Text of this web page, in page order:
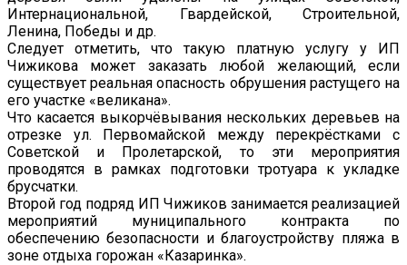
Интернациональной, Гвардейской, Строительной,
Ленина, Победы и др.
Следует отметить, что такую платную услугу у ИП
Чижикова может заказать любой желающий, если
существует реальная опасность обрушения растущего на
его участке «великана».
Что касается выкорчёвывания нескольких деревьев на
отрезке ул. Первомайской между перекрёстками с
Советской и Пролетарской, то эти мероприятия
проводятся в рамках подготовки тротуара к укладке
брусчатки.
Второй год подряд ИП Чижиков занимается реализацией
мероприятий муниципального контракта по
обеспечению безопасности и благоустройству пляжа в
зоне отдыха горожан «Казаринка».